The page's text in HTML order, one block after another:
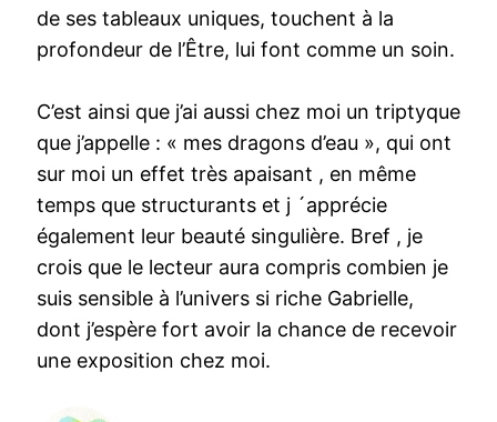
de ses tableaux uniques, touchent à la
profondeur de l’Être, lui font comme un soin.
C’est ainsi que j’ai aussi chez moi un triptyque
que j’appelle : « mes dragons d’eau », qui ont
sur moi un effet très apaisant , en même
temps que structurants et j ´apprécie
également leur beauté singulière. Bref , je
crois que le lecteur aura compris combien je
suis sensible à l’univers si riche Gabrielle,
dont j’espère fort avoir la chance de recevoir
une exposition chez moi.